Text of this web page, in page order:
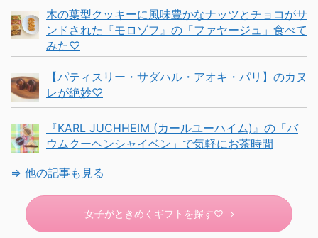
木の葉型クッキーに風味豊かなナッツとチョコがサ
ンドされた『モロゾフ』の「ファヤージュ」食べて
みた♡
【パティスリー・サダハル・アオキ・パリ】のカヌ
レが絶妙♡
『KARL JUCHHEIM (カールユーハイム)』の「バ
ウムクーヘンシャイベン」で気軽にお茶時間
⇒ 他の記事も見る
女子がときめくギフトを探す♡